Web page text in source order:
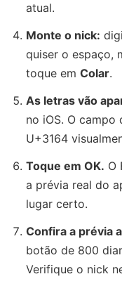
atual.
Monte o nick:
quiser o espaço,
toque em Colar.
As letras vão
no iOS. O
U+3164
Toque em OK. O
a prévia real do
lugar certo.
Confira a prévia
botão de 800
Verifique o nick